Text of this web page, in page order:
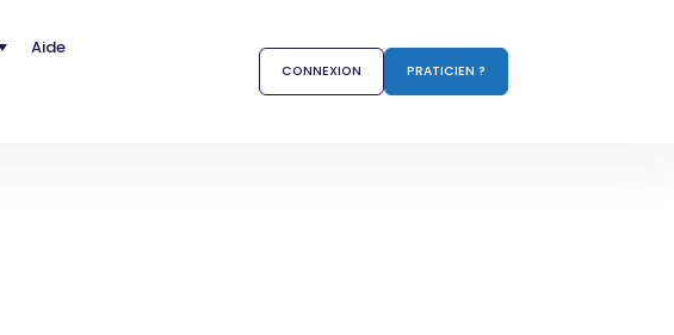
Aide
CONNEXION PRATICIEN ?